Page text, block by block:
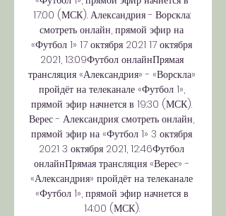
17:00 (МСК). Александрия - Ворскла:
смотреть онлайн, прямой эфир на
«Футбол 1» 17 октября 2021 17 октября
2021, 13:09Футбол онлайнПрямая
трансляция «Александрия» - «Ворскла»
пройдёт на телеканале «Футбол 1»,
прямой эфир начнется в 19:30 (МСК).
Верес - Александрия: смотреть онлайн,
прямой эфир на «Футбол 1» 3 октября
2021 3 октября 2021, 12:46Футбол
онлайнПрямая трансляция «Верес» -
«Александрия» пройдёт на телеканале
«Футбол 1», прямой эфир начнется в
14:00 (МСК).